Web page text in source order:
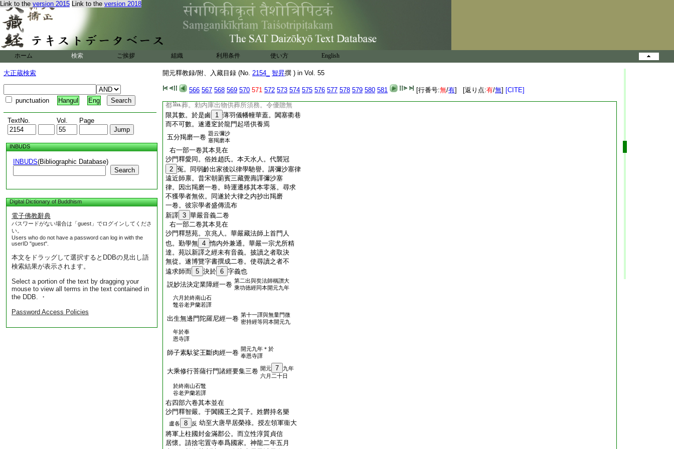
Link to the version 2015 Link to the version 2018
ホーム 検索 ご挨拶 組織 利用条件 使い方 English
大正蔵検索
punctuation Hangul Eng
TextNo. Vol. Page
INBUDS
INBUDS(Bibliographic Database)
Search
Digital Dictionary of Buddhism
電子佛教辭典
パスワードがない場合は「guest」でログインしてくださ
い。
Users who do not have a password can log in with the
userID "guest".
本文をドラッグして選択するとDDBの見出し語
検索結果が表示されます。
Select a portion of the text by dragging your
mouse to view all terms in the text contained in
the DDB. ・
Password Access Policies
開元釋教録/附、入藏目録 (No. 2154_ 智昇撰 ) in Vol. 55
566 567 568 569 570 571 572 573 574 575 576 577 578 579 580 581 [行番号:無/有] [返り点:有/無] [CITE]
養冀免衰弊。今漸遲暮徒更延時。遂從二十
日不飮不食藥餌倶絶。雖向五旬神色不異。
至十一月三日遂索香水洗浴換新潔衣。至
四日晨朝。取梵本衆經手
頂戴一一讃歎。
汝勿喧聲。遂於淨室之中右脇而臥奄然而
塵勞。焉能保此遐齡。去留專己者也。既聞天
聽皇衷感慕慟歎久之。追贈鴻臚大卿。諡曰
開元一切遍知三藏。詔遣内侍杜懷敬往東
都
葬。勅内庫出物供葬所須務。令優贍無
限其數。於是鹵
1 薄羽儀幡幢華蓋。闐塞衢巷
而不可數。遂遷窆於龍門起塔供養焉
五分羯磨一卷 題云彌沙
塞羯磨本
右一部一卷其本見在
沙門釋愛同。俗姓趙氏。本天水人。代襲冠
2 冤。同弱齡出家後以律學馳譽。講彌沙塞律
遠近師禀。昔宋朝罽賓三藏覺壽譯彌沙塞
律。因出羯磨一卷。時運遷移其本零落。尋求
不獲學者無依。同遂於大律之内抄出羯磨
一卷。彼宗學者盛傳流布
新譯 3 華嚴音義二卷
右一部二卷其本見在
沙門釋慧苑。京兆人。華嚴藏法師上首門人
也。勤學無 4 惰内外兼通。華嚴一宗尤所精
達。苑以新譯之經未有音義。披讀之者取決
無從。遂博覽字書撰成二卷。使尋讀之者不
遠求師而 5 決於 6 字義也
説妙法決定業障經一卷 第二出與奘法師稱讃大
乘功徳經同本開元九年
六月於終南山石
鼈谷老尹蘭若譯
出生無邊門陀羅尼經一卷 第十一譯與無量門微
密持經等同本開元九
年於奉
恩寺譯
師子素馱娑王斷肉經一卷 開元九年＊於
奉恩寺譯
大乘修行菩薩行門諸經要集三卷 開元 7
九年
六月二十日
於終南山石鼈
谷老尹蘭若譯
右四部六卷其本並在
沙門釋智嚴。于闐國王之質子。姓欝持名樂
盧各 8 反 幼至大唐早居榮祿。授左領軍衞大
將軍上柱國封金滿郡公。而立性淳質貞信
居懷。請捨宅置寺奉爲國家。神龍二年五月